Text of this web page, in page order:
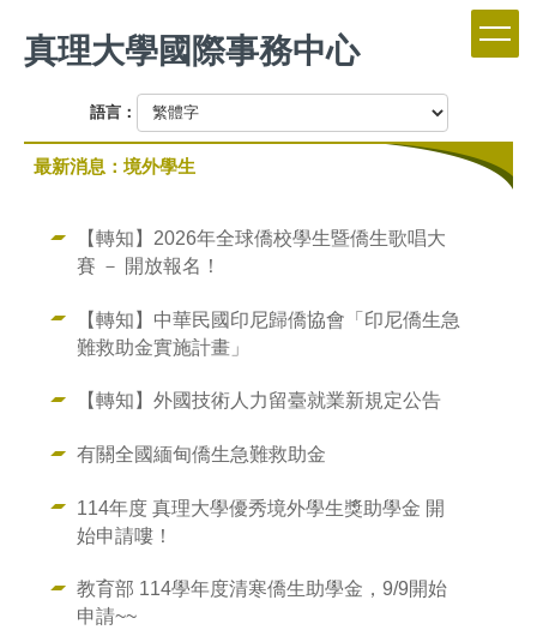
到
主
容
真理大學國際事務中心
語言：
最新消息：境外學生
【轉知】2026年全球僑校學生暨僑生歌唱大
賽 － 開放報名！
【轉知】中華民國印尼歸僑協會「印尼僑生急
難救助金實施計畫」
【轉知】外國技術人力留臺就業新規定公告
有關全國緬甸僑生急難救助金
114年度 真理大學優秀境外學生獎助學金 開
始申請嘍！
教育部 114學年度清寒僑生助學金，9/9開始
申請~~